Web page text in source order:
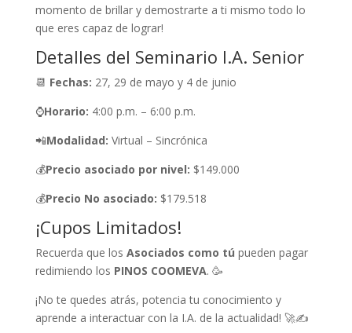
momento de brillar y demostrarte a ti mismo todo lo
que eres capaz de lograr!
Detalles del Seminario I.A. Senior
📆 Fechas: 27, 29 de mayo y 4 de junio
⌚Horario: 4:00 p.m. – 6:00 p.m.
📲Modalidad: Virtual – Sincrónica
💰Precio asociado por nivel: $149.000
💰Precio No asociado: $179.518
¡Cupos Limitados!
Recuerda que los Asociados como tú pueden pagar
redimiendo los PINOS COOMEVA. 🥳
¡No te quedes atrás, potencia tu conocimiento y
aprende a interactuar con la I.A. de la actualidad! 🚀✍️